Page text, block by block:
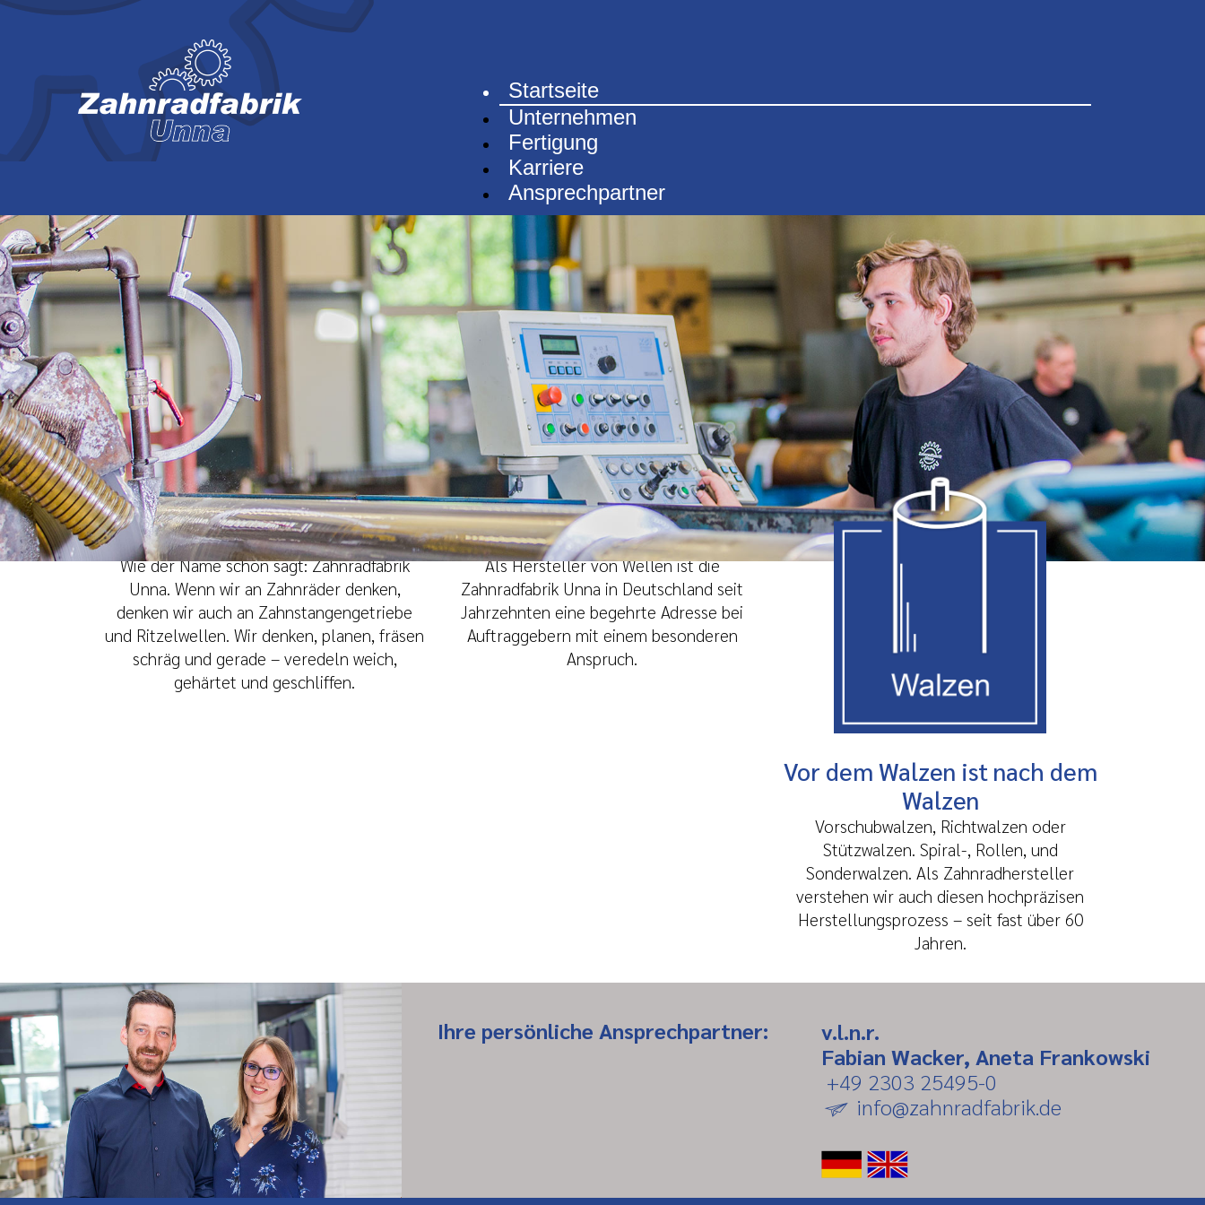
Startseite
Unternehmen
Fertigung
Karriere
Ansprechpartner
Fest verzahnt – mit
begeisterten Auftraggebern
Wie der Name schon sagt: Zahnradfabrik
Unna. Wenn wir an Zahnräder denken,
denken wir auch an Zahnstangengetriebe
und Ritzelwellen. Wir denken, planen, fräsen
schräg und gerade – veredeln weich,
gehärtet und geschliffen.
Auf Wellenlänge – mit
unseren Kunden
Als Hersteller von Wellen ist die
Zahnradfabrik Unna in Deutschland seit
Jahrzehnten eine begehrte Adresse bei
Auftraggebern mit einem besonderen
Anspruch.
Vor dem Walzen ist nach dem
Walzen
Vorschubwalzen, Richtwalzen oder
Stützwalzen. Spiral-, Rollen, und
Sonderwalzen. Als Zahnradhersteller
verstehen wir auch diesen hochpräzisen
Herstellungsprozess – seit fast über 60
Jahren.
Ihre persönliche Ansprechpartner:
v.l.n.r.
Fabian Wacker, Aneta Frankowski
+49 2303 25495-0
info@zahnradfabrik.de